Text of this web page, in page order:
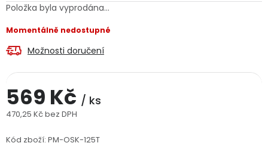
Servis nářadí Hodnocení obchodu
Položka byla vyprodána…
Momentálně nedostupné
Možnosti doručení
569 Kč / ks
470,25 Kč bez DPH
Kód zboží: PM-OSK-125T